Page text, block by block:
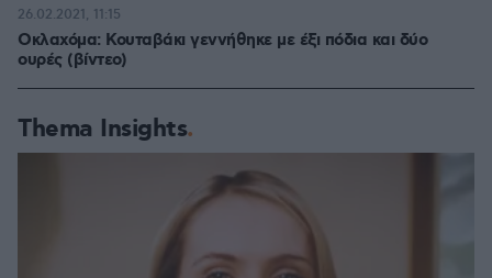
Οκλαχόμα: Κουταβάκι γεννήθηκε με έξι πόδια και δύο
ουρές (βίντεο)
26.02.2021, 11:15
Thema Insights